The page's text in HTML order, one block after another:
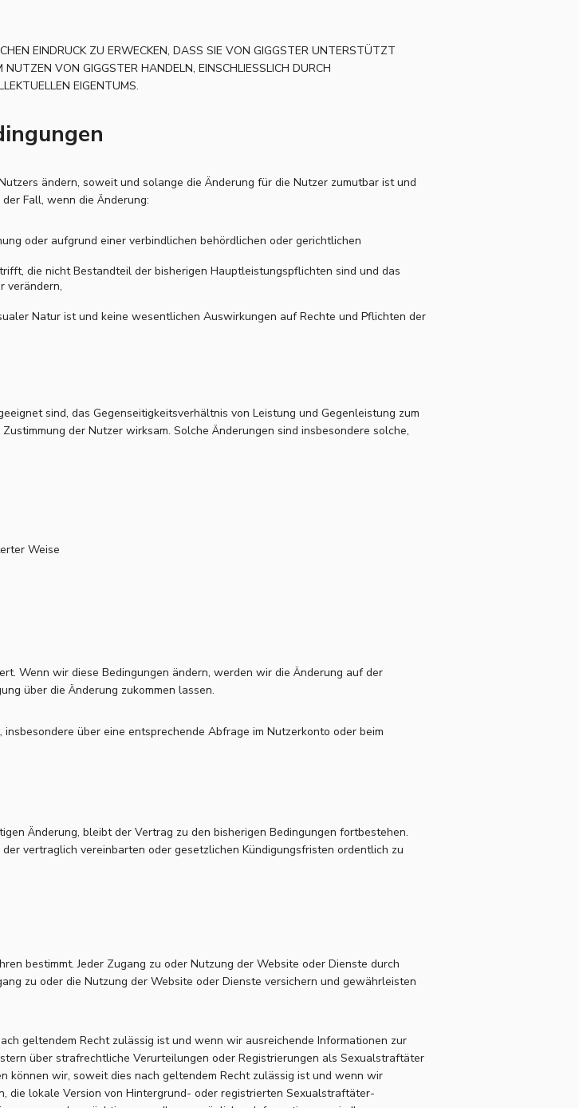
EINDRUCK ZU ERWECKEN, DASS SIE VON GIGGSTER UNTERSTÜTZT
VON GIGGSTER HANDELN, EINSCHLIESSLICH DURCH
EIGENTUMS.
ändern, soweit und solange die Änderung für die Nutzer zumutbar ist und
Fall, wenn die Änderung:
oder aufgrund einer verbindlichen behördlichen oder gerichtlichen
die nicht Bestandteil der bisherigen Hauptleistungspflichten sind und das
verändern,
Natur ist und keine wesentlichen Auswirkungen auf Rechte und Pflichten der
sind, das Gegenseitigkeitsverhältnis von Leistung und Gegenleistung zum
der Nutzer wirksam. Solche Änderungen sind insbesondere solche,
Weise
Wenn wir diese Bedingungen ändern, werden wir die Änderung auf der
über die Änderung zukommen lassen.
über eine entsprechende Abfrage im Nutzerkonto oder beim
Änderung, bleibt der Vertrag zu den bisherigen Bedingungen fortbestehen.
vertraglich vereinbarten oder gesetzlichen Kündigungsfristen ordentlich zu
bestimmt. Jeder Zugang zu oder Nutzung der Website oder Dienste durch
zu oder die Nutzung der Website oder Dienste versichern und gewährleisten
geltendem Recht zulässig ist und wenn wir ausreichende Informationen zur
über strafrechtliche Verurteilungen oder Registrierungen als Sexualstraftäter
können wir, soweit dies nach geltendem Recht zulässig ist und wenn wir
die lokale Version von Hintergrund- oder registrierten Sexualstraftäter-